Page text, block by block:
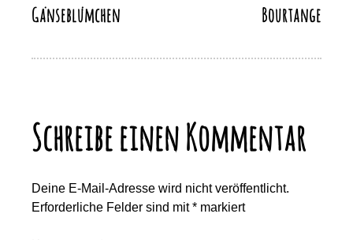
Gänseblümchen
Bourtange
Schreibe einen Kommentar
Deine E-Mail-Adresse wird nicht veröffentlicht.
Erforderliche Felder sind mit* markiert